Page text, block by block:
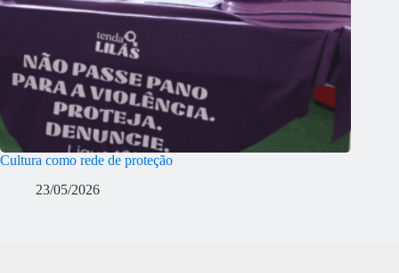
Cultura como rede de proteção
23/05/2026